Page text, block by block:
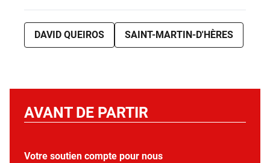
DAVID QUEIROS SAINT-MARTIN-D'HÈRES
AVANT DE PARTIR
Votre soutien compte pour nous